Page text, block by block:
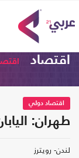
اقتصاد
اقتصاد دولي
طهران:
لندن- رويترز